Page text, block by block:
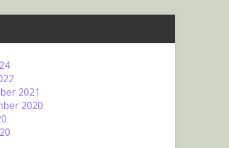
2021
2020